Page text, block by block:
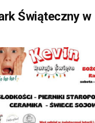
Świąteczny w